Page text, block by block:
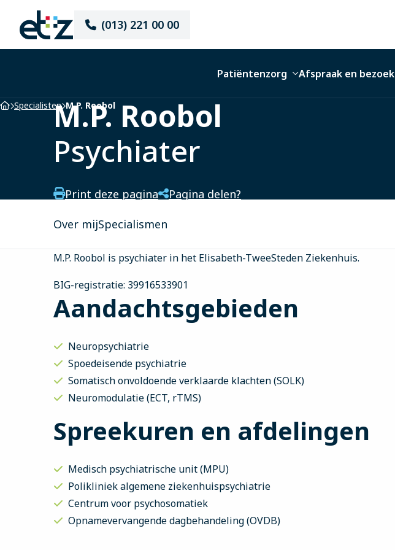
Elisabeth-
TweeSteden
Ziekenhuis
(013) 221 00 00
Patiëntenzorg Afspraak en bezoek
Home
Specialisten M.P. Roobol
M.P. Roobol
Psychiater
Print deze pagina Pagina delen?
Over mijSpecialismen
M.P. Roobol is psychiater in het Elisabeth-TweeSteden Ziekenhuis.
BIG-registratie: 39916533901
Aandachtsgebieden
Neuropsychiatrie
Spoedeisende psychiatrie
Somatisch onvoldoende verklaarde klachten (SOLK)
Neuromodulatie (ECT, rTMS)
Spreekuren en afdelingen
Medisch psychiatrische unit (MPU)
Polikliniek algemene ziekenhuispsychiatrie
Centrum voor psychosomatiek
Opnamevervangende dagbehandeling (OVDB)